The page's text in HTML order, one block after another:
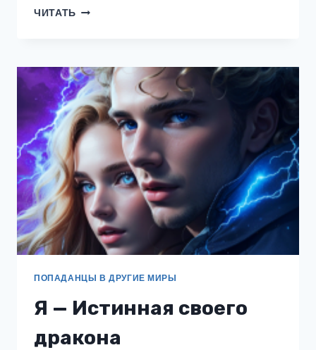
ЧИТАТЬ МАЛЬЧИКА,
ПОПАДАНЦЫ В ДРУГИЕ МИРЫ
Я — Истинная своего
дракона